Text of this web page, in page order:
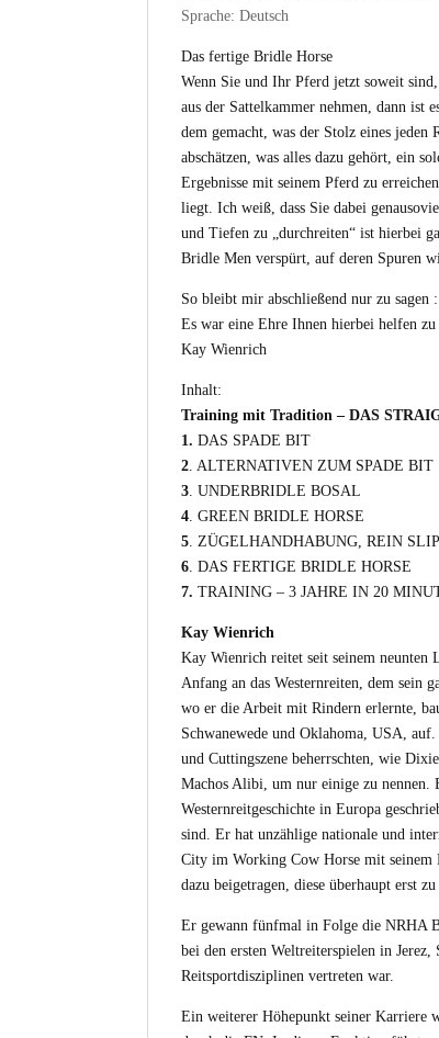
Sprache: Deutsch
Das fertige Bridle Horse
Wenn Sie und Ihr Pferd jetzt soweit
aus der Sattelkammer nehmen, dann ist
dem gemacht, was der Stolz eines
abschätzen, was alles dazu gehört, ein
Ergebnisse mit seinem Pferd zu
liegt. Ich weiß, dass Sie dabei
und Tiefen zu „durchreiten“ ist hierbei
Bridle Men verspürt, auf deren Spuren
So bleibt mir abschließend nur zu sagen
Es war eine Ehre Ihnen hierbei helfen zu
Kay Wienrich
Inhalt:
Training mit Tradition – DAS
1. DAS SPADE BIT
2 . ALTERNATIVEN ZUM SPADE BIT
3 . UNDERBRIDLE BOSAL
4 . GREEN BRIDLE HORSE
5 . ZÜGELHANDHABUNG, REIN
6 . DAS FERTIGE BRIDLE HORSE
7. TRAINING – 3 JAHRE IN 20
Kay Wienrich
Kay Wienrich reitet seit seinem neunten
Anfang an das Westernreiten, dem sein
wo er die Arbeit mit Rindern erlernte,
Schwanewede und Oklahoma, USA,
und Cuttingszene beherrschten, wie
Machos Alibi, um nur einige zu nennen.
Westernreitgeschichte in Europa
sind. Er hat unzählige nationale und
City im Working Cow Horse mit seinem
dazu beigetragen, diese überhaupt erst
Er gewann fünfmal in Folge die NRHA
bei den ersten Weltreiterspielen in
Reitsportdisziplinen vertreten war.
Ein weiterer Höhepunkt seiner Karriere